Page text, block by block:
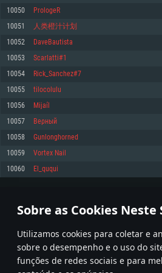
Sobre as Cookies Neste
Utilizamos cookies para coletar e
sobre o desempenho e o uso do
funções de redes sociais e para
Memória: 4GB
Placa Gráfica: Placa com DirectX 11: AMD
GTX 660. Resolução mínima suportada: 720p
Network: Internet de banda larga.
Disco: 23,1 GB
Recomendado
superior, Radeon RX 570 ou superior
Disco: 75,9 GB
Memória: 6 GB
Placa Gráfica: Intel Iris Pro 5200 (Mac),
Resolução mínima suportada: 720p com
Network: Internet de banda larga.
Disco: 21,5 GB
Recomendado
Network: Internet de banda larga.
Memória: 4 GB
Placa Gráfica: NVIDIA 660 com os drivers
meses) / equivalentes AMD com os drivers
Vulkan (não mais de 6 meses); Resolução
Network: Internet de banda larga.
Disco: 21,5 GB
Recomendado
Sistema Operativo: Ubuntu 20.04 64bit
Processador: Intel Core i7
Memória: 16 GB
Placa Gráfica: NVIDIA 1060 com os drivers
meses) / equivalentes AMD (Radeon RX
Network: Internet de banda larga.
10050 PrologeR
10051 人类橙汁计划
10052 DaveBautista
10053 Scarlatti#1
10054 Rick_Sanchez#7
10055 tilocolulu
10056 Mijaíl
10057 Веρный
10058 Gunlonghorned
10059 Vortex Nail
10060 El_ququi